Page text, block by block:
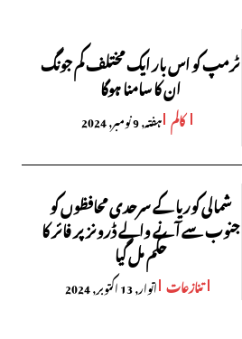
ٹرمپ کو اس بار ایک مختلف کم جونگ
ان کا سامنا ہوگا
کالم ہفتہ, 9 نومبر, 2024
شمالی کوریا کے سرحدی محافظوں کو
جنوب سے آنے والے ڈرونز پر فائر کا
حکم مل گیا
تنازعات اتوار, 13 اکتوبر, 2024